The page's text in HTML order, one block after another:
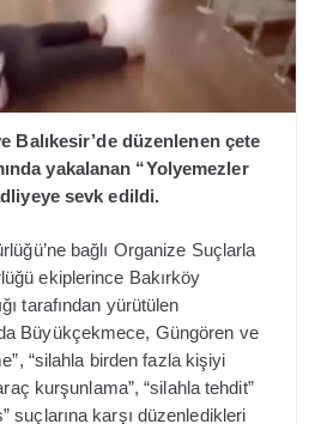
Balıkesir’de düzenlenen çete
yakalanan “Yolyemezler
sevk edildi.
bağlı Organize Suçlarla
ekiplerince Bakırköy
tarafından yürütülen
Büyükçekmece, Güngören ve
“silahla birden fazla kişiyi
kurşunlama”, “silahla tehdit”
suçlarına karşı düzenledikleri